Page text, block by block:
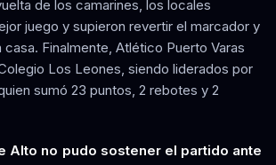
de los camarines, los locales
juego y supieron revertir el marcador y
casa. Finalmente, Atlético Puerto Varas
Los Leones, siendo liderados por
sumó 23 puntos, 2 rebotes y 2
Alto no pudo sostener el partido ante